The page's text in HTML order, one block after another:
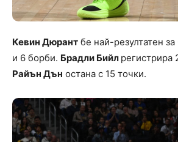
Кевин Дюрант бе най-резултатен
и 6 борби. Брадли Бийл регистрира
Райън Дън остана с 15 точки.